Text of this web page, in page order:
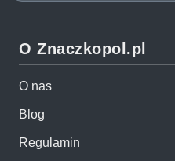
O Znaczkopol.pl
O nas
Blog
Regulamin